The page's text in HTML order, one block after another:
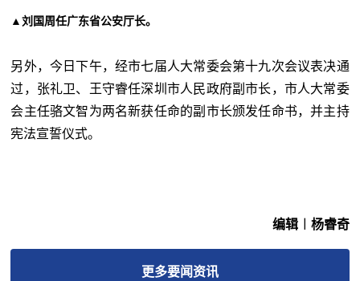
▲刘国周任广东省公安厅长。
另外，今日下午，经市七届人大常委会第十九次会议表决通
过，张礼卫、王守睿任深圳市人民政府副市长，市人大常委
会主任骆文智为两名新获任命的副市长颁发任命书，并主持
宪法宣誓仪式。
编辑︱杨睿奇
更多要闻资讯